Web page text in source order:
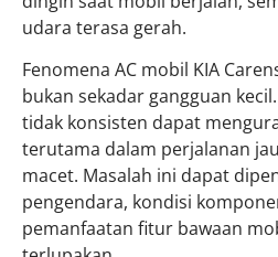
udara terasa gerah.
Fenomena AC mobil KIA
bukan sekadar gangguan
tidak konsisten dapat
terutama dalam perjalanan
macet. Masalah ini dapat
pengendara, kondisi
pemanfaatan fitur bawaan